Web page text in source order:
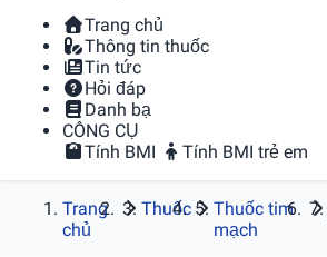
Trang chủ
Thông tin thuốc
Tin tức
Hỏi đáp
Danh bạ
CÔNG CỤ
Tính BMI
Tính BMI trẻ em
Trang
chủ
Thuốc
Thuốc tim
mạch